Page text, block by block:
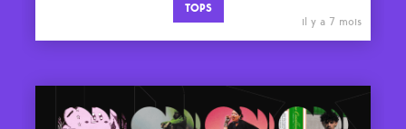
TOPS
il y a 7 mois